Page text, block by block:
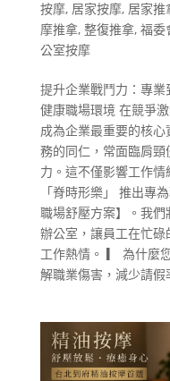
按摩, 居家按摩, 居家推
摩推拿, 整復推拿, 福委
公室按摩
提升企業戰鬥力：專
健康職場環境 在競爭
成為企業最重要的核
務的同仁，常面臨肩
力。這不僅影響工作情
「脊時形樂」 推出專
職場舒壓方案】。我
辦公室，讓員工在忙
工作熱情。 ▎ 為什麼
解職業傷害，減少請假